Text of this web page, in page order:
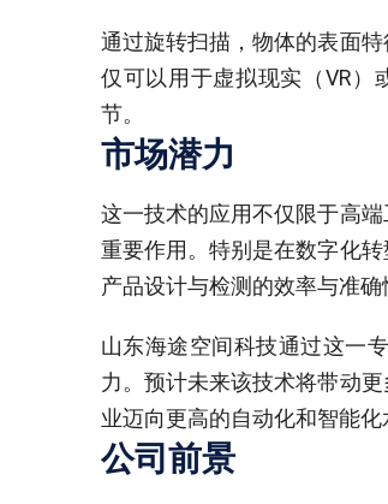
通过旋转扫描，物体的表面
仅可以用于虚拟现实（VR）
节。
市场潜力
这一技术的应用不仅限于高
重要作用。特别是在数字化
产品设计与检测的效率与准确
山东海途空间科技通过这一
力。预计未来该技术将带动
业迈向更高的自动化和智能化
公司前景